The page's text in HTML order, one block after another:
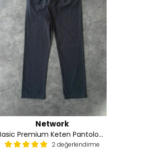
Network
Basic Premium Keten Pantolon - Haki
2 değerlendirme